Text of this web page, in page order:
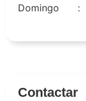
Domingo
:
Contactar